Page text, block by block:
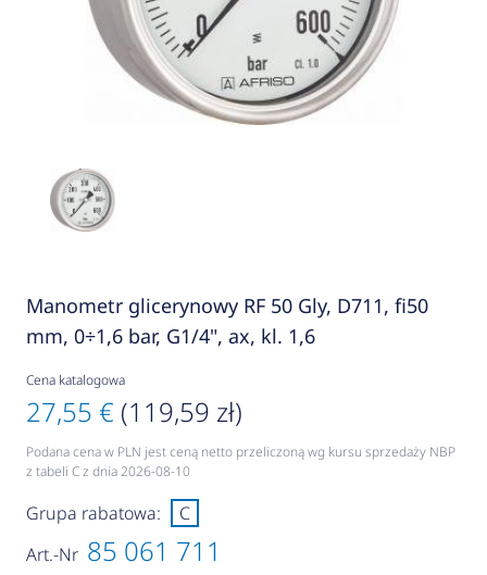
Manometr glicerynowy RF 50 Gly, D711, fi50
mm, 0÷1,6 bar, G1/4", ax, kl. 1,6
Cena katalogowa
27,55 € (119,59 zł)
Podana cena w PLN jest ceną netto przeliczoną wg kursu sprzedaży NBP
z tabeli C z dnia 2026-08-10
Art.-Nr 85 061 711
Grupa rabatowa: C